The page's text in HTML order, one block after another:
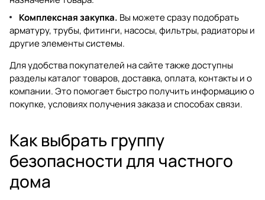
Комплексная закупка. Вы можете сразу подобрать
арматуру, трубы, фитинги, насосы, фильтры, радиаторы и
другие элементы системы.
Для удобства покупателей на сайте также доступны
разделы каталог товаров,доставка,оплата, контакты ио
компании. Это помогает быстро получить информацию о
покупке, условиях получения заказа и способах связи.
Как выбрать группу
безопасности для частного
дома